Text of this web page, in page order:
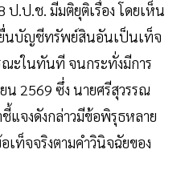
.ป.ช. มีมติยุติเรื่อง โดยเห็น
ยื่นบัญชีทรัพย์สินอันเป็นเท็จ
ณะในทันที จนกระทั่งมีการ
น 2569 ซึ่ง นายศรีสุวรรณ
ชี้แจงดังกล่าวมีข้อพิรุธหลาย
เท็จจริงตามคำวินิจฉัยของ